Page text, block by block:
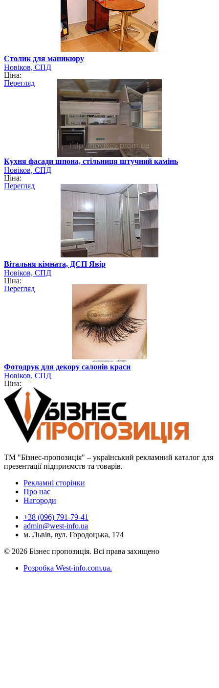
Столик для маникюру
Новіков, СПД
Ціна:
Перегляд
Кухня фасади шпона, стільниця штучний камінь
Новіков, СПД
Ціна:
Перегляд
Вітальня кімната, ДСП Явір
Новіков, СПД
Ціна:
Перегляд
Фотодрук для декору салонів краси
Новіков, СПД
Ціна:
ТМ "Бізнес-пропозиція" – український рекламний каталог для
презентації підприємств та товарів.
Рекламні сторінки
Про нас
Нагороди
+38 (096) 791-79-41
admin@west-info.ua
м. Львів, вул. Городоцька, 174
© 2026 Бізнес пропозиція. Всі права захищено
Розробка West-info.com.ua.